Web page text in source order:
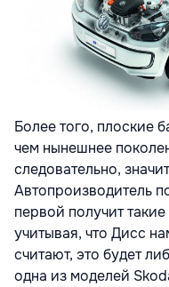
Более того, плоские
чем нынешнее
следовательно,
Автопроизводитель
первой получит
учитывая, что Дисс
считают, это будет
одна из моделей